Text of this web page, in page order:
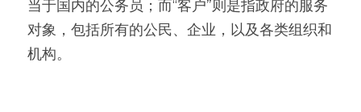
当于国内的公务员；而“客户”则是指政府的服务
对象，包括所有的公民、企业，以及各类组织和
机构。